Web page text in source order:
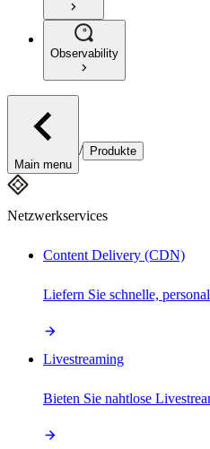
Observability
Main menu
/ Produkte
Netzwerkservices
Content Delivery (CDN)
Liefern Sie schnelle,
Livestreaming
Bieten Sie nahtlose